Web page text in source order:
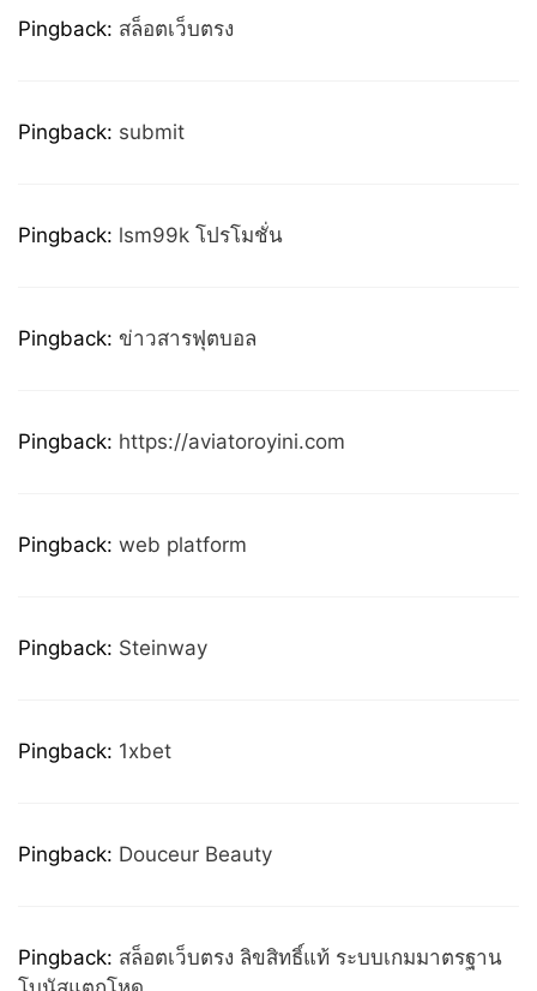
Pingback: สล็อตเว็บตรง
Pingback: submit
Pingback: lsm99k โปรโมชั่น
Pingback: ข่าวสารฟุตบอล
Pingback: https://aviatoroyini.com
Pingback: web platform
Pingback: Steinway
Pingback: 1xbet
Pingback: Douceur Beauty
Pingback: สล็อตเว็บตรง ลิขสิทธิ์แท้ ระบบเกมมาตรฐาน